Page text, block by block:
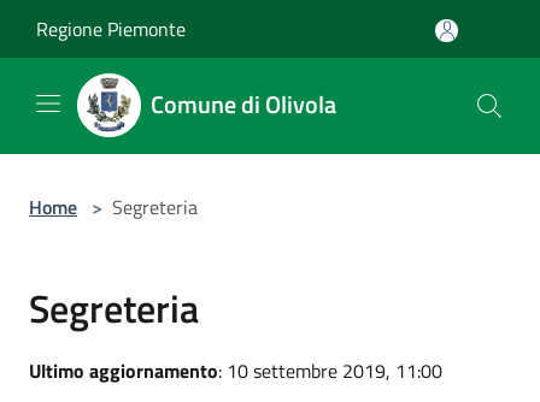
Regione Piemonte
Comune di Olivola
Home > Segreteria
Segreteria
Ultimo aggiornamento: 10 settembre 2019, 11:00